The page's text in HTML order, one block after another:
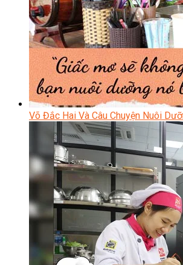
Võ Đắc Hai Và Câu Chuyện Nuôi